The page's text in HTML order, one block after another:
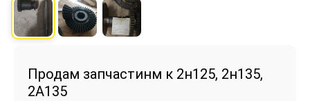
Продам запчастинм к 2н125, 2н135,
2А135